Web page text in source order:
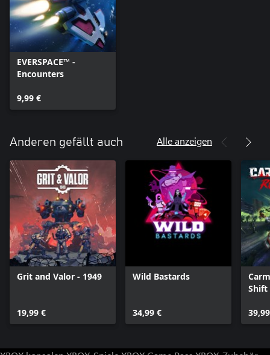
EVERSPACE™ -
Encounters
9,99 €
Anderen gefällt auch Alle anzeigen
Grit and Valor - 1949
19,99 €
Wild Bastards
34,99 €
Shift